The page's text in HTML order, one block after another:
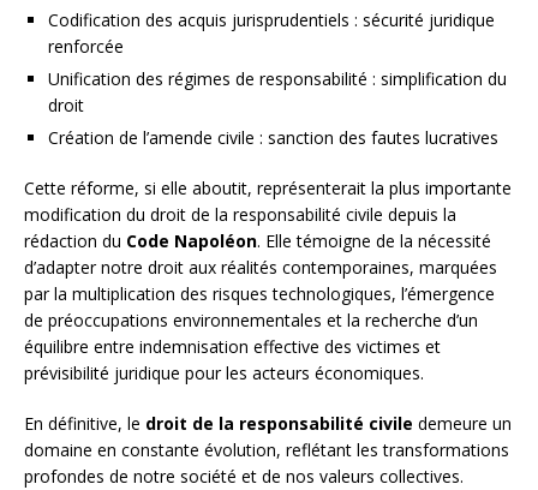
Codification des acquis jurisprudentiels : sécurité juridique
renforcée
Unification des régimes de responsabilité : simplification du
droit
Création de l’amende civile : sanction des fautes lucratives
Cette réforme, si elle aboutit, représenterait la plus importante
modification du droit de la responsabilité civile depuis la
rédaction du Code Napoléon. Elle témoigne de la nécessité
d’adapter notre droit aux réalités contemporaines, marquées
par la multiplication des risques technologiques, l’émergence
de préoccupations environnementales et la recherche d’un
équilibre entre indemnisation effective des victimes et
prévisibilité juridique pour les acteurs économiques.
En définitive, le droit de la responsabilité civile demeure un
domaine en constante évolution, reflétant les transformations
profondes de notre société et de nos valeurs collectives.